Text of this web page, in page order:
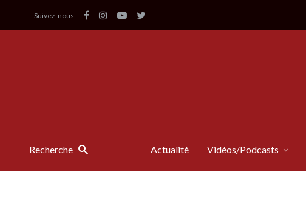
Suivez-nous
Recherche Actualité Vidéos/Podcasts